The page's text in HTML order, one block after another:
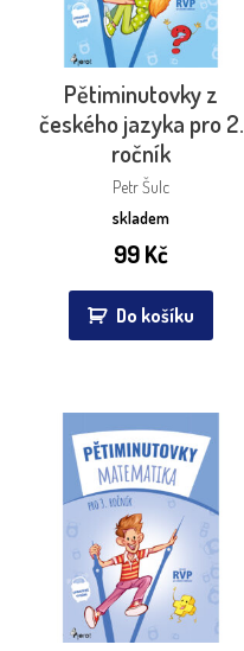
Pětiminutovky z
českého jazyka pro 2.
ročník
Petr Šulc
skladem
99Kč
Do košíku